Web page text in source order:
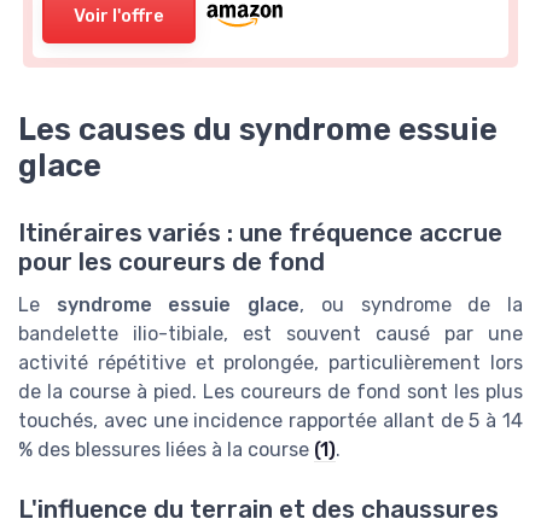
Voir l'offre
Les causes du syndrome essuie
glace
Itinéraires variés : une fréquence accrue
pour les coureurs de fond
Le syndrome essuie glace, ou syndrome de la
bandelette ilio-tibiale, est souvent causé par une
activité répétitive et prolongée, particulièrement lors
de la course à pied. Les coureurs de fond sont les plus
touchés, avec une incidence rapportée allant de 5 à 14
% des blessures liées à la course (1).
L'influence du terrain et des chaussures